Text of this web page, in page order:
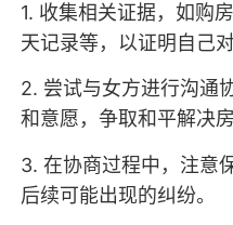
1. 收集相关证据，如购
天记录等，以证明自己
2. 尝试与女方进行沟通
和意愿，争取和平解决
3. 在协商过程中，注意
后续可能出现的纠纷。